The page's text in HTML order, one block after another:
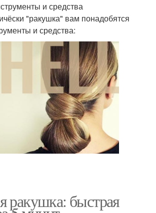
и средства
"ракушка" вам понадобятся
и средства:
ракушка: быстрая